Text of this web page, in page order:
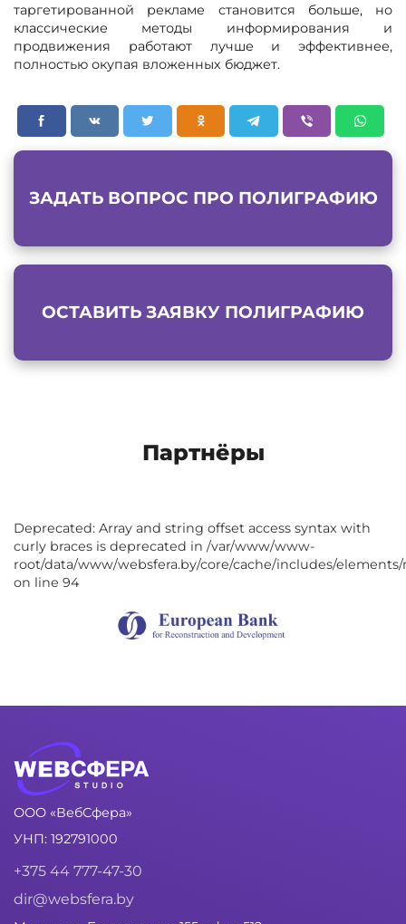
таргетированной рекламе становится больше, но
классические методы информирования и
продвижения работают лучше и эффективнее,
полностью окупая вложенных бюджет.
ЗАДАТЬ ВОПРОС ПРО ПОЛИГРАФИЮ
ОСТАВИТЬ ЗАЯВКУ ПОЛИГРАФИЮ
Партнёры
Deprecated: Array and string offset access syntax with
curly braces is deprecated in /var/www/www-
root/data/www/websfera.by/core/cache/includes/
on line 94
ООО «ВебСфера»
УНП: 192791000
+375 44 777-47-30
dir@websfera.by